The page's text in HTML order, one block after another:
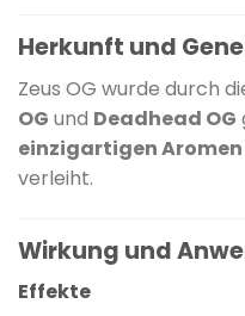
Herkunft und
Zeus OG wurde durch
OG und Deadhead OG
einzigartigen Aromen
verleiht.
Wirkung und
Effekte